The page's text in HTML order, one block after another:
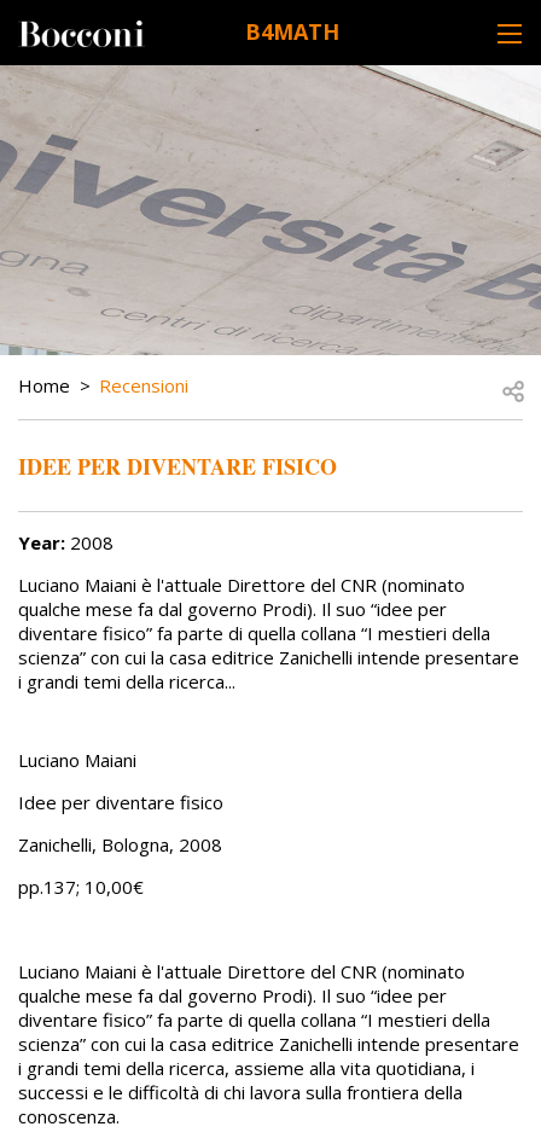
B4MATH
DESK NAVIGATION
BREADCRUMB
Home Recensioni
IDEE PER DIVENTARE FISICO
Year: 2008
Luciano Maiani è l'attuale Direttore del CNR (nominato
qualche mese fa dal governo Prodi). Il suo “idee per
diventare fisico” fa parte di quella collana “I mestieri della
scienza” con cui la casa editrice Zanichelli intende presentare
i grandi temi della ricerca...
Luciano Maiani
Idee per diventare fisico
Zanichelli, Bologna, 2008
pp.137; 10,00€
Luciano Maiani è l'attuale Direttore del CNR (nominato
qualche mese fa dal governo Prodi). Il suo “idee per
diventare fisico” fa parte di quella collana “I mestieri della
scienza” con cui la casa editrice Zanichelli intende presentare
i grandi temi della ricerca, assieme alla vita quotidiana, i
successi e le difficoltà di chi lavora sulla frontiera della
conoscenza.